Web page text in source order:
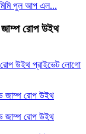
মিমি পুল আপ এল...
জাম্প রোপ উইথ